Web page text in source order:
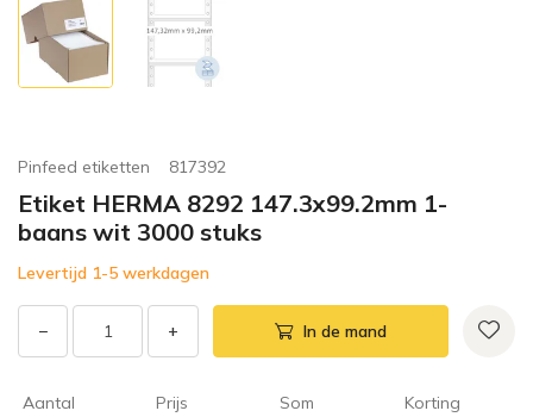
Pinfeed etiketten 817392
Etiket HERMA 8292 147.3x99.2mm 1-
baans wit 3000 stuks
Levertijd 1-5 werkdagen
− + In de mand
Aantal Prijs Som Korting